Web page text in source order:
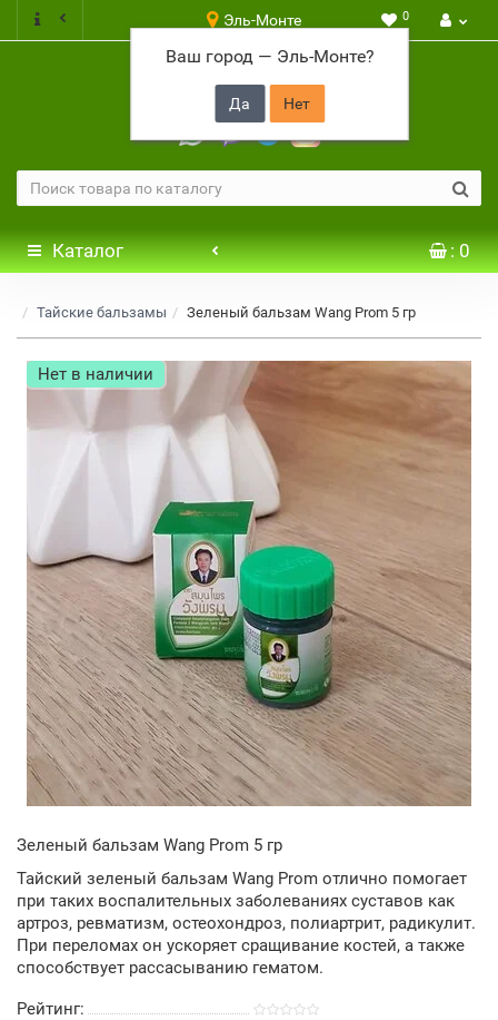
Эль-Монте
Ваш город — Эль-Монте?
0
+7 917 646 65 48
Каталог : 0
Тайские бальзамы Зеленый бальзам Wang Prom 5 гр
Нет в наличии
Зеленый бальзам Wang Prom 5 гр
Тайский зеленый бальзам Wang Prom отлично помогает
при таких воспалительных заболеваниях суставов как
артроз, ревматизм, остеохондроз, полиартрит, радикулит.
При переломах он ускоряет сращивание костей, а также
способствует рассасыванию гематом.
Рейтинг: